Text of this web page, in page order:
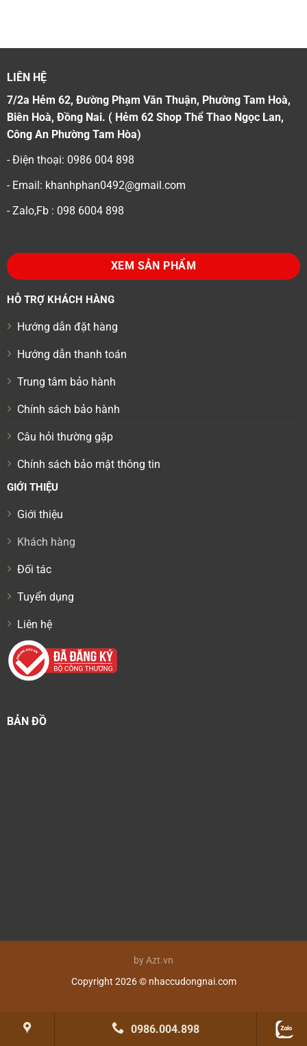
LIÊN HỆ
7/2a Hẻm 62, Đường Phạm Văn Thuận, Phường Tam Hoà,
Biên Hoà, Đồng Nai. ( Hẻm 62 Shop Thể Thao Ngọc Lan,
Công An Phường Tam Hòa)
- Điện thoại: 0986 004 898
- Email: khanhphan0492@gmail.com
- Zalo,Fb : 098 6004 898
XEM SẢN PHẨM
HỖ TRỢ KHÁCH HÀNG
Hướng dẫn đặt hàng
Hướng dẫn thanh toán
Trung tâm bảo hành
Chính sách bảo hành
Câu hỏi thường gặp
Chính sách bảo mật thông tin
GIỚI THIỆU
Giới thiệu
Khách hàng
Đối tác
Tuyển dụng
Liên hệ
BẢN ĐỒ
by Azt.vn
Copyright 2026 © nhaccudongnai.com
0986.004.898